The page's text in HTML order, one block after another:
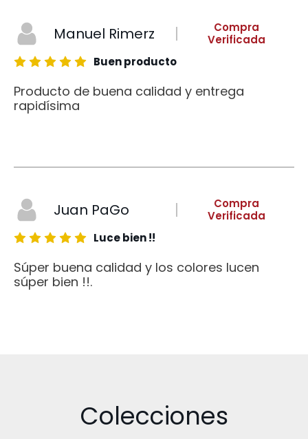
Manuel Rimerz
Compra
Verificada
Buen producto
Producto de buena calidad y entrega
rapidísima
Juan PaGo
Compra
Verificada
Luce bien !!
Súper buena calidad y los colores lucen
súper bien !!.
Colecciones